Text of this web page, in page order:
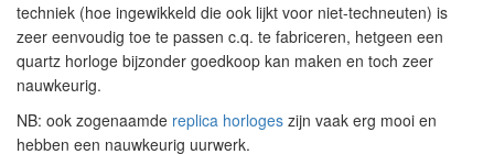
techniek (hoe ingewikkeld die ook lijkt voor niet-techneuten) is
zeer eenvoudig toe te passen c.q. te fabriceren, hetgeen een
quartz horloge bijzonder goedkoop kan maken en toch zeer
nauwkeurig.
NB: ook zogenaamde replica horloges zijn vaak erg mooi en
hebben een nauwkeurig uurwerk.